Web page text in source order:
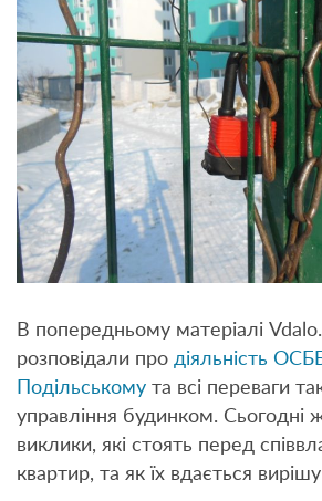
В попередньому матеріалі
розповідали про діяльність
Подільському та всі переваги
управління будинком. Сьогодні
виклики, які стоять перед
квартир, та як їх вдається